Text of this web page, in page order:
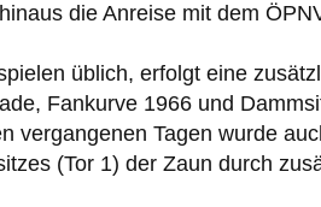
die Anreise mit dem
üblich, erfolgt eine
Fankurve 1966 und
vergangenen Tagen wurde
(Tor 1) der Zaun durch